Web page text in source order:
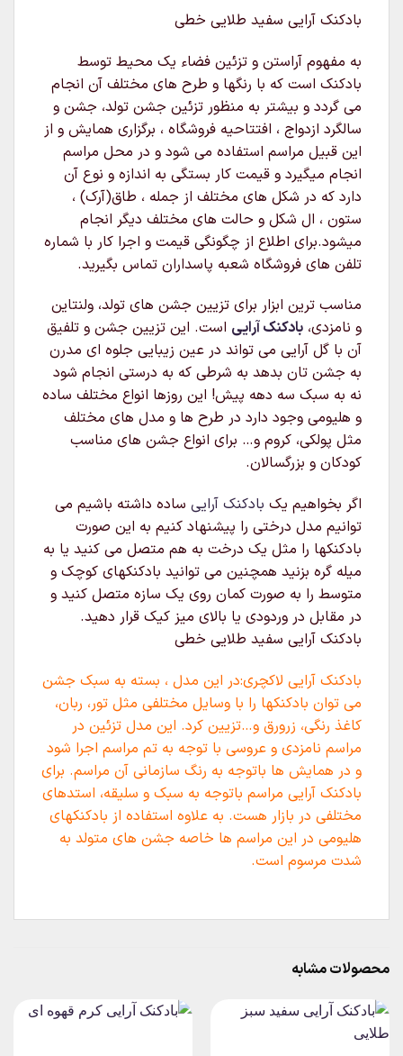
بادکنک آرایی سفید طلایی خطی
به مفهوم آراستن و تزئین فضاء یک محیط توسط
بادکنک است که با رنگها و طرح های مختلف آن انجام
می گردد و بیشتر به منظور تزئین جشن تولد، جشن و
سالگرد ازدواج ، افتتاحیه فروشگاه ، برگزاری همایش و از
این قبیل مراسم استفاده می شود و در محل مراسم
انجام میگیرد و قیمت کار بستگی به اندازه و نوع آن
دارد که در شکل های مختلف از جمله ، طاق(آرک) ،
ستون ، ال شکل و حالت های مختلف دیگر انجام
میشود.برای اطلاع از چگونگی قیمت و اجرا کار با شماره
تلفن های فروشگاه شعبه پاسداران تماس بگیرید.
مناسب ترین ابزار برای تزیین جشن های تولد، ولنتاین
و نامزدی، بادکنک آرایی است. این تزیین جشن و تلفیق
آن با گل آرایی می تواند در عین زیبایی جلوه ای مدرن
به جشن تان بدهد به شرطی که به درستی انجام شود
نه به سبک سه دهه پیش! این روزها انواع مختلف ساده
و هلیومی وجود دارد در طرح ها و مدل های مختلف
مثل پولکی، کروم و… برای انواع جشن های مناسب
کودکان و بزرگسالان.
اگر بخواهیم یک بادکنک آرایی ساده داشته باشیم می
توانیم مدل درختی را پیشنهاد کنیم به این صورت
بادکنکها را مثل یک درخت به هم متصل می کنید یا به
میله گره بزنید همچنین می توانید بادکنکهای کوچک و
متوسط را به صورت کمان روی یک سازه متصل کنید و
در مقابل در وردودی یا بالای میز کیک قرار دهید.
بادکنک آرایی سفید طلایی خطی
بادکنک آرایی لاکچری:در این مدل ، بسته به سبک جشن
می توان بادکنکها را با وسایل مختلفی مثل تور، ربان،
کاغذ رنگی، زرورق و…تزیین کرد. این مدل تزئین در
مراسم نامزدی و عروسی با توجه به تم مراسم اجرا شود
و در همایش ها باتوجه به رنگ سازمانی آن مراسم. برای
بادکنک آرایی مراسم باتوجه به سبک و سلیقه، استدهای
مختلفی در بازار هست. به علاوه استفاده از بادکنکهای
هلیومی در این مراسم ها خاصه جشن های متولد به
شدت مرسوم است.
محصولات مشابه